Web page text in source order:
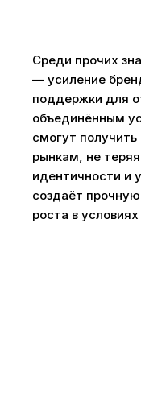
Среди прочих
— усиление
поддержки для
объединённым
смогут
рынкам, не
идентичности и
создаёт
роста в